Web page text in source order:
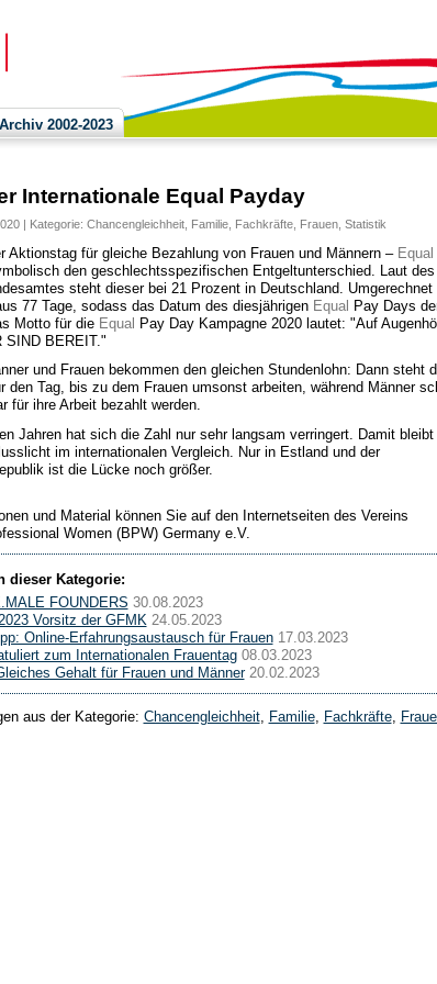
2002-2023
Internationale Equal Payday
| Kategorie: Chancengleichheit, Familie, Fachkräfte, Frauen, Statistik
Aktionstag für gleiche Bezahlung von Frauen und Männern – Equal
den geschlechtsspezifischen Entgeltunterschied. Laut des
steht dieser bei 21 Prozent in Deutschland. Umgerechnet
77 Tage, sodass das Datum des diesjährigen Equal Pay Days
Motto für die Equal Pay Day Kampagne 2020 lautet: "Auf
SIND BEREIT."
und Frauen bekommen den gleichen Stundenlohn: Dann steht
den Tag, bis zu dem Frauen umsonst arbeiten, während Männer
für ihre Arbeit bezahlt werden.
Jahren hat sich die Zahl nur sehr langsam verringert. Damit bleibt
im internationalen Vergleich. Nur in Estland und der
ist die Lücke noch größer.
und Material können Sie auf den Internetseiten des Vereins
Women (BPW) Germany e.V.
dieser Kategorie:
FOUNDERS 30.08.2023
Vorsitz der GFMK 24.05.2023
Online-Erfahrungsaustausch für Frauen 17.03.2023
zum Internationalen Frauentag 08.03.2023
Gehalt für Frauen und Männer 20.02.2023
aus der Kategorie: Chancengleichheit, Familie, Fachkräfte,